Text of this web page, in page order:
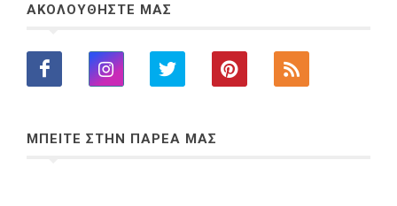
ΑΚΟΛΟΥΘΗΣΤΕ ΜΑΣ
ΜΠΕΙΤΕ ΣΤΗΝ ΠΑΡΕΑ ΜΑΣ